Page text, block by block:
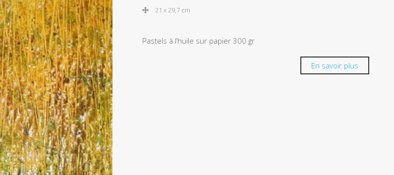
21 x 29,7 cm
Pastels à l’huile sur papier 300 gr
En savoir plus